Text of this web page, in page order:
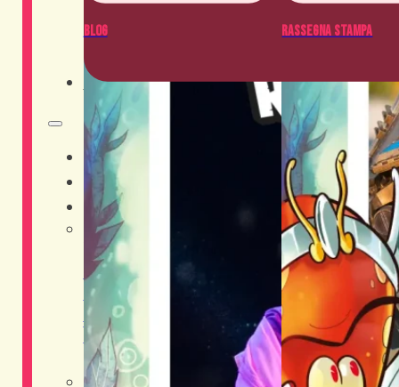
Blog Rassegna Stampa
Crowdfunding
HOME
CHI SIAMO
DISTRETTI
Adventure District Live District